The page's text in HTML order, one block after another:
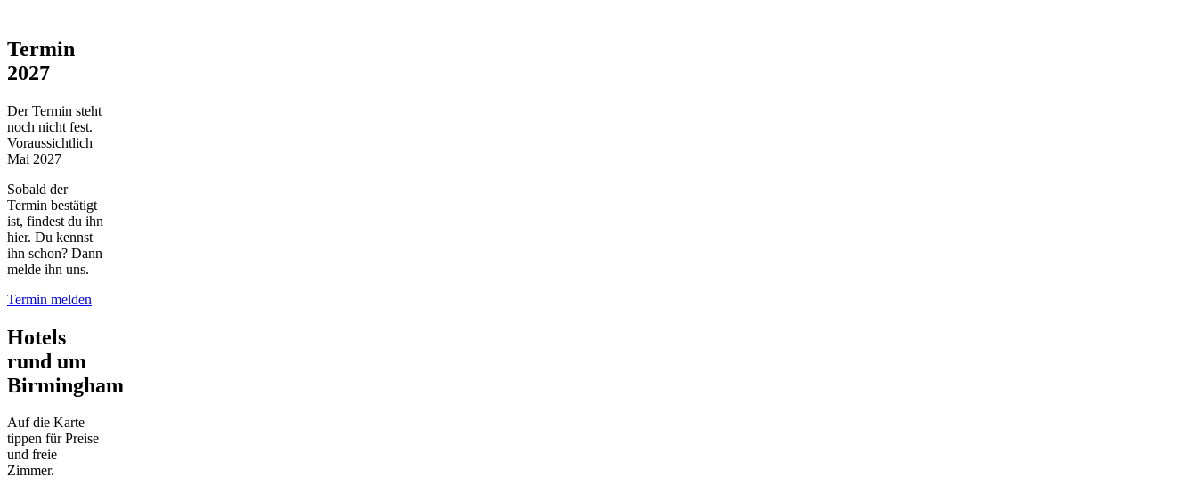
Termin
2027
Der Termin steht
noch nicht fest.
Voraussichtlich
Mai 2027
Sobald der
Termin bestätigt
ist, findest du ihn
hier. Du kennst
ihn schon? Dann
melde ihn uns.
Termin melden
Hotels
rund um
Birmingham
Auf die Karte
tippen für Preise
und freie
Zimmer.